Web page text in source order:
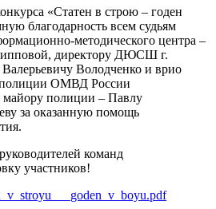
«Статен в строю – годен
благодарность всем судьям
методического центра –
директору ДЮСШ г.
Володченко и врио
полиции ОМВД России
полиции – Павлу
за оказанную помощь
команд
участников!